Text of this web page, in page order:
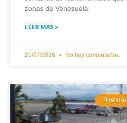
zonas de Venezuela
LEER MAS »
21/07/2026 No hay comentarios